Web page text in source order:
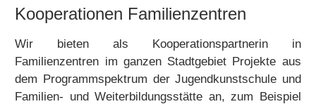
Kooperationen Familienzentren
Wir bieten als Kooperationspartnerin in
Familienzentren im ganzen Stadtgebiet Projekte aus
dem Programmspektrum der Jugendkunstschule und
Familien- und Weiterbildungsstätte an, zum Beispiel